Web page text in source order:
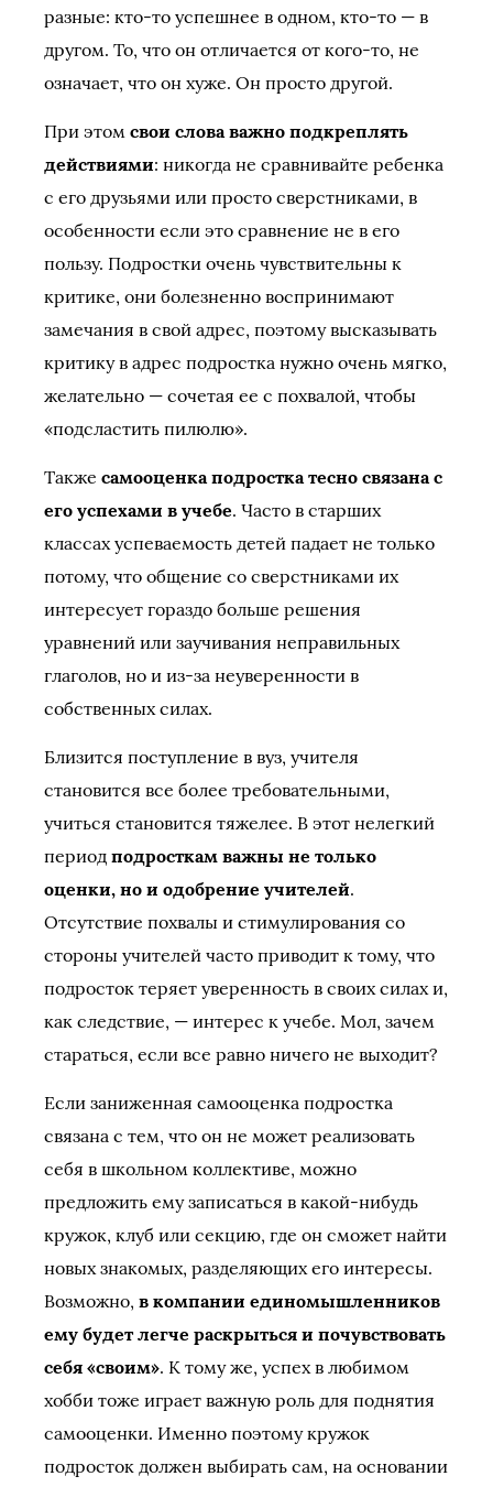
разные: кто-то успешнее в одном, кто-то — в
другом. То, что он отличается от кого-то, не
означает, что он хуже. Он просто другой.
При этом свои слова важно подкреплять
действиями: никогда не сравнивайте ребенка
с его друзьями или просто сверстниками, в
особенности если это сравнение не в его
пользу. Подростки очень чувствительны к
критике, они болезненно воспринимают
замечания в свой адрес, поэтому высказывать
критику в адрес подростка нужно очень мягко,
желательно — сочетая ее с похвалой, чтобы
«подсластить пилюлю».
Также самооценка подростка тесно связана с
его успехами в учебе. Часто в старших
классах успеваемость детей падает не только
потому, что общение со сверстниками их
интересует гораздо больше решения
уравнений или заучивания неправильных
глаголов, но и из-за неуверенности в
собственных силах.
Близится поступление в вуз, учителя
становится все более требовательными,
учиться становится тяжелее. В этот нелегкий
период подросткам важны не только
оценки, но и одобрение учителей.
Отсутствие похвалы и стимулирования со
стороны учителей часто приводит к тому, что
подросток теряет уверенность в своих силах и,
как следствие, — интерес к учебе. Мол, зачем
стараться, если все равно ничего не выходит?
Если заниженная самооценка подростка
связана с тем, что он не может реализовать
себя в школьном коллективе, можно
предложить ему записаться в какой-нибудь
кружок, клуб или секцию, где он сможет найти
новых знакомых, разделяющих его интересы.
Возможно, в компании единомышленников
ему будет легче раскрыться и почувствовать
себя «своим». К тому же, успех в любимом
хобби тоже играет важную роль для поднятия
самооценки. Именно поэтому кружок
подросток должен выбирать сам, на основании